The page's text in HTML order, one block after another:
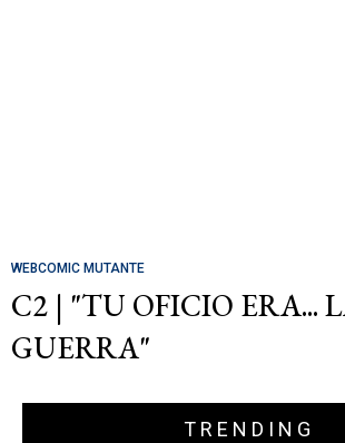
WEBCOMIC MUTANTE
C2 | "TU OFICIO ERA...
GUERRA"
TRENDING